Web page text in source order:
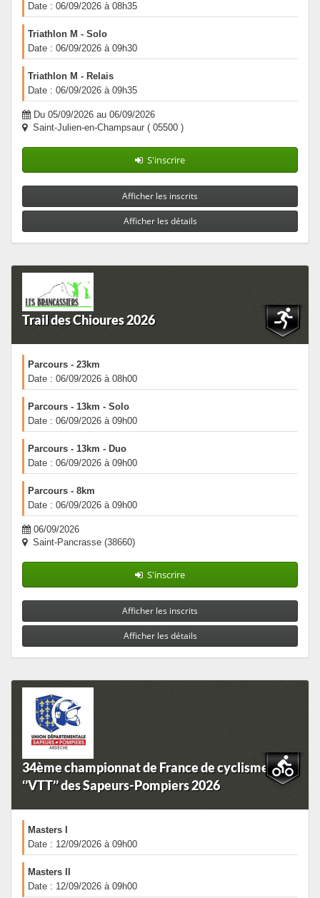
Date : 06/09/2026 à 08h35
Triathlon M - Solo
Date : 06/09/2026 à 09h30
Triathlon M - Relais
Date : 06/09/2026 à 09h35
Du 05/09/2026 au 06/09/2026
Saint-Julien-en-Champsaur ( 05500 )
S'inscrire
Afficher les inscrits
Afficher les détails
Trail des Chioures 2026
Parcours - 23km
Date : 06/09/2026 à 08h00
Parcours - 13km - Solo
Date : 06/09/2026 à 09h00
Parcours - 13km - Duo
Date : 06/09/2026 à 09h00
Parcours - 8km
Date : 06/09/2026 à 09h00
06/09/2026
Saint-Pancrasse (38660)
S'inscrire
Afficher les inscrits
Afficher les détails
34ème championnat de France de cyclisme
‘’VTT’’ des Sapeurs-Pompiers 2026
Masters I
Date : 12/09/2026 à 09h00
Masters II
Date : 12/09/2026 à 09h00